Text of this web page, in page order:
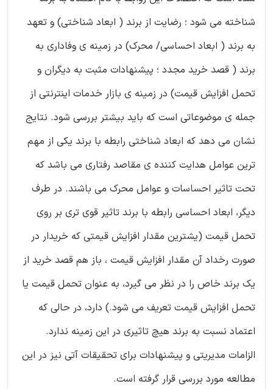
شناخته می شود ؛ رضایت از برند ( ابعاد شناختی) و تعهد
به برند ( ابعاد احساسی/ محرک) در زمینه ی وفاداری به
برند ( قصد خرید مجدد ؛ پیشنهادات مثبت به دیگران و
تحمل افزایش قیمت) در زمینه ی بازار خدمات اینترنتی از
جمله ی موضوعاتی است که باید بیشتر بررسی شود. نتایج
نشان می دهد که ابعاد شناختی رابطه با برند یکی از مهم
ترین عوامل هدایت کننده ی مقاصد رفتاری می باشد که
تحت تاثیر احساسات و عوامل محرک می باشند. در طرف
دیگر، ابعاد احساسی رابطه با برند تاثیر قوی تری بر روی
تحمل قیمت (یشترین مقدار افزایش قیمتی که خریدار در
صورت رخداد آن مقدار افزایش قیمت ، باز هم قصد خرید از
یک برند خاص را در نظر می گیرد، به عنوان تحمل قیمت یا
تحمل افزایش قیمت تعریف می شود.) دارد، در حالی که
اعتماد نسبت به برند هیچ تاثیری در این زمینه ندارد.
الزامات مدیریتی و پیشنهادات برای تحقیقات آتی نیز در این
مطالعه مورد بررسی قرار گرفته است.